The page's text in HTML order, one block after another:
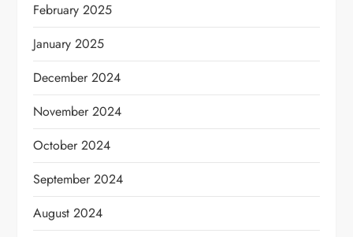
February 2025
January 2025
December 2024
November 2024
October 2024
September 2024
August 2024